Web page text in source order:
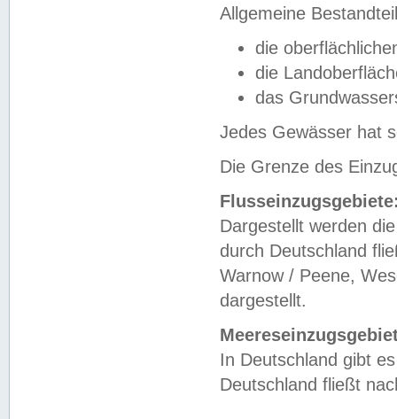
Allgemeine
die
die
das
Jedes Gewässer hat
Die Grenze des
Dargestellt werden
durch Deutschland
Warnow / Peene,
dargestellt.
In Deutschland gibt
Deutschland fließt